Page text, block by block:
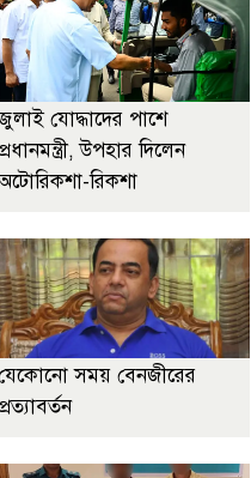
যোদ্ধাদের পাশে
উপহার দিলেন
রিকশা
সময় বেনজীরের